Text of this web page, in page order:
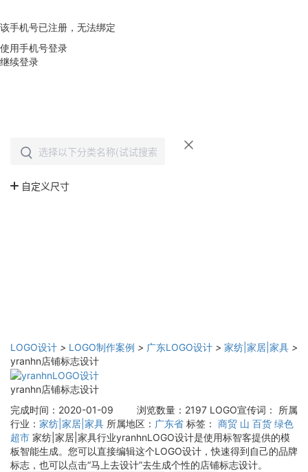
该手机号已注册，无法绑定
使用手机号登录
继续登录
LOGO设计 > LOGO制作案例 > 广东LOGO设计 > 家纺|家居|家具 >
yranhn店铺标志设计
yranhn店铺标志设计
完成时间：2020-01-09
浏览数量：2197 LOGO宣传词：
所属
行业： 家纺|家居|家具 所属地区： 广东省 标签： 商贸 山 百货 绿色
超市 家纺|家居|家具行业yranhnLOGO设计是使用标智客提供的模
板智能生成。您可以直接编辑这个LOGO设计，快速得到自己的品牌
标志，也可以点击“马上去设计”去生成个性的店铺标志设计。